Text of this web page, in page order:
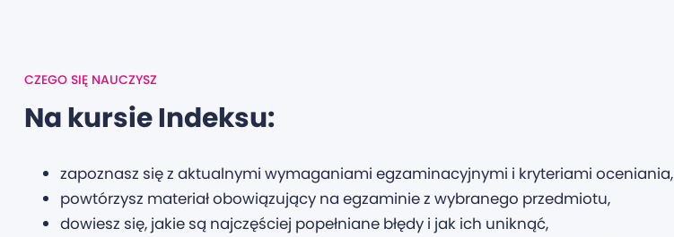
CZEGO SIĘ NAUCZYSZ
Na kursie Indeksu:
zapoznasz się z aktualnymi wymaganiami egzaminacyjnymi i kryteriami oceniania,
powtórzysz materiał obowiązujący na egzaminie z wybranego przedmiotu,
dowiesz się, jakie są najczęściej popełniane błędy i jak ich uniknąć,